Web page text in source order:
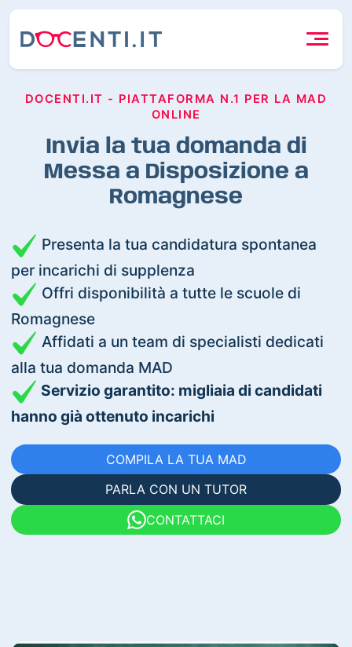
DOCENTI.IT - PIATTAFORMA N.1 PER LA MAD
ONLINE
Invia la tua domanda di
Messa a Disposizione a
Romagnese
Presenta la tua candidatura spontanea
per incarichi di supplenza
Offri disponibilità a tutte le scuole di
Romagnese
Affidati a un team di specialisti dedicati
alla tua domanda MAD
Servizio garantito: migliaia di candidati
hanno già ottenuto incarichi
COMPILA LA TUA MAD
PARLA CON UN TUTOR
CONTATTACI